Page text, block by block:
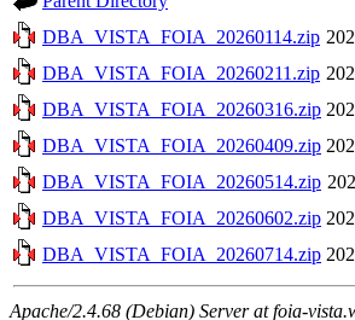
DBA_VISTA_FOIA_20260114.zip
DBA_VISTA_FOIA_20260211.zip
DBA_VISTA_FOIA_20260316.zip
DBA_VISTA_FOIA_20260409.zip
DBA_VISTA_FOIA_20260514.zip
DBA_VISTA_FOIA_20260602.zip
DBA_VISTA_FOIA_20260714.zip
Apache/2.4.68 (Debian) Server at foia-